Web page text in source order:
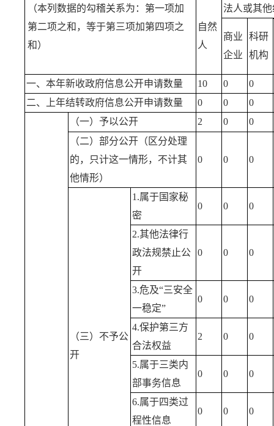
（本列数据的勾稽关系为：第一项加
第二项之和，等于第三项加第四项之
和）
自然
人
法人或其
商业
企业
科研
机构
一、本年新收政府信息公开申请数量 10 0
0
二、上年结转政府信息公开申请数量
0 0 0
（一）予以公开 2 0
0
（二）部分公开（区分处理
的，只计这一情形，不计其
他情形）
0 0 0
（三）不予公
开
1.属于国家秘
密
0 0 0
2.其他法律行
政法规禁止公
开
0 0 0
3.危及“三安全
一稳定”
0 0 0
4.保护第三方
合法权益
2 0 0
5.属于三类内
部事务信息
0 0 0
6.属于四类过
程性信息
0 0 0